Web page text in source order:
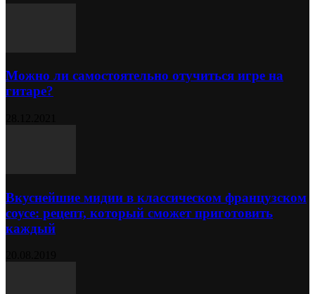
Можно ли самостоятельно отучиться игре на
гитаре?
Вкуснейшие мидии в классическом французском
соусе: рецепт, который сможет приготовить
каждый